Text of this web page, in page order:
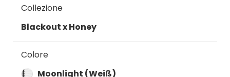
Collezione
Blackout x Honey
Colore
Moonlight (Weiß)